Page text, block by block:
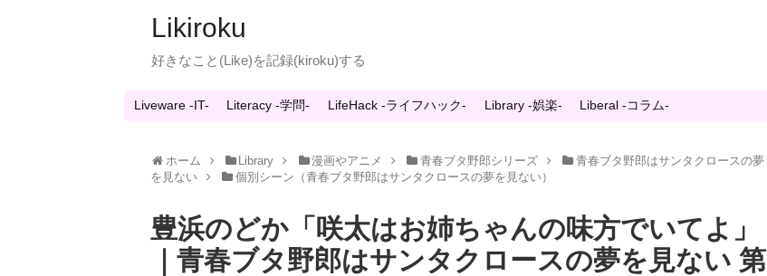
Likiroku
好きなこと(Like)を記録(kiroku)する
Liveware -IT- Literacy -学問- LifeHack -ライフハック- Library -娯楽- Liberal -コラム-
ホーム Library 漫画やアニメ 青春ブタ野郎シリーズ
青春ブタ野郎はサンタクロースの夢
を見ない
個別シーン（青春ブタ野郎はサンタクロースの夢を見ない）
豊浜のどか「咲太はお姉ちゃんの味方でいてよ」
｜青春ブタ野郎はサンタクロースの夢を見ない 第